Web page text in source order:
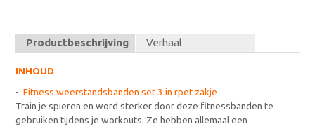
Productbeschrijving Verhaal
INHOUD
-Fitness weerstandsbanden set 3 in rpet zakje
Train je spieren en word sterker door deze fitnessbanden te
gebruiken tijdens je workouts. Ze hebben allemaal een